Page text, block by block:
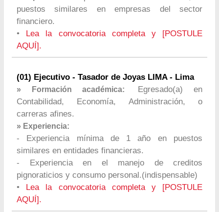
puestos similares en empresas del sector
financiero.
•
Lea la convocatoria completa y [POSTULE
AQUÍ].
(01) Ejecutivo - Tasador de Joyas LIMA - Lima
» Formación académica:
Egresado(a) en
Contabilidad, Economía, Administración, o
carreras afines.
» Experiencia:
- Experiencia mínima de 1 año en puestos
similares en entidades financieras.
- Experiencia en el manejo de creditos
pignoraticios y consumo personal.(indispensable)
•
Lea la convocatoria completa y [POSTULE
AQUÍ].